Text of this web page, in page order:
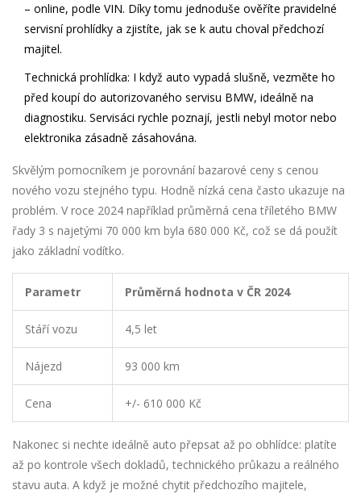
– online, podle VIN. Díky tomu jednoduše ověříte pravidelné
servisní prohlídky a zjistíte, jak se k autu choval předchozí
majitel.
Technická prohlídka: I když auto vypadá slušně, vezměte ho
před koupí do autorizovaného servisu BMW, ideálně na
diagnostiku. Servisáci rychle poznají, jestli nebyl motor nebo
elektronika zásadně zásahována.
Skvělým pomocníkem je porovnání bazarové ceny s cenou
nového vozu stejného typu. Hodně nízká cena často ukazuje na
problém. V roce 2024 například průměrná cena tříletého BMW
řady 3 s najetými 70 000 km byla 680 000 Kč, což se dá použít
jako základní vodítko.
Parametr Průměrná hodnota v ČR 2024
Stáří vozu 4,5 let
Nájezd 93 000 km
Cena +/- 610 000 Kč
Nakonec si nechte ideálně auto přepsat až po obhlídce: platíte
až po kontrole všech dokladů, technického průkazu a reálného
stavu auta. A když je možné chytit předchozího majitele,